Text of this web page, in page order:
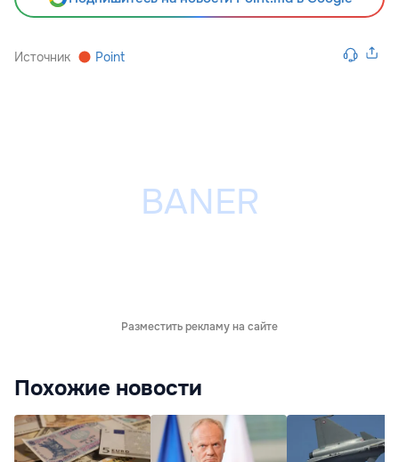
Источник Point
Разместить рекламу на сайте
Похожие новости